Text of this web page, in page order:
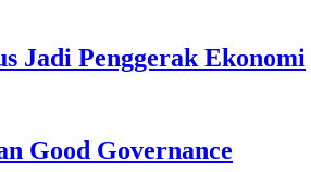
Jadi Penggerak Ekonomi
Good Governance